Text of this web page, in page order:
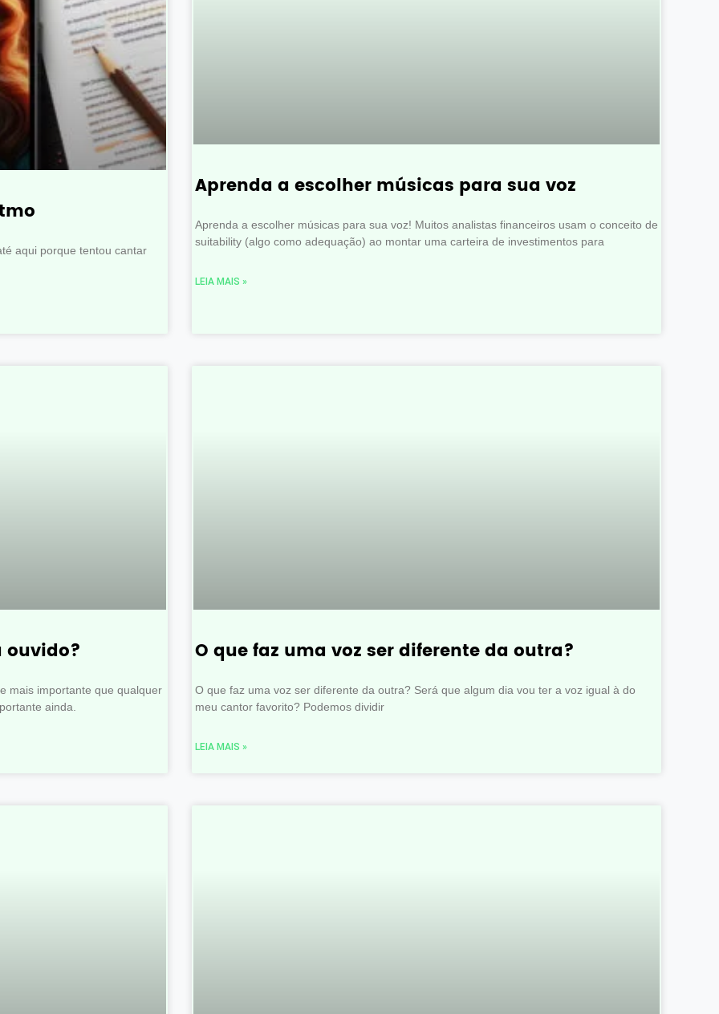
aqui porque tentou cantar
Aprenda a escolher músicas para sua voz
Aprenda a escolher músicas para sua voz! Muitos analistas financeiros usam o conceito de
suitability (algo como adequação) ao montar uma carteira de investimentos para
LEIA MAIS »
ouvido?
mais importante que qualquer
ainda.
O que faz uma voz ser diferente da outra?
O que faz uma voz ser diferente da outra? Será que algum dia vou ter a voz igual à do
meu cantor favorito? Podemos dividir
LEIA MAIS »